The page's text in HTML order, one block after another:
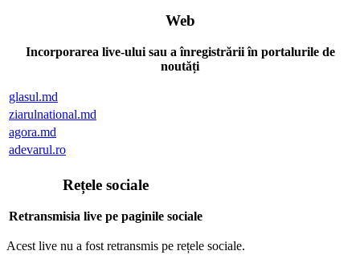
Web
Incorporarea live-ului sau a înregistrării în portalurile de
noutăți
glasul.md
ziarulnational.md
agora.md
adevarul.ro
Rețele sociale
Retransmisia live pe paginile sociale
Acest live nu a fost retransmis pe rețele sociale.